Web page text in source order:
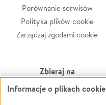
Porównanie serwisów
Polityka plików cookie
Zarządzaj zgodami cookie
Zbieraj na
Leczenie
Informacje o plikach cookie